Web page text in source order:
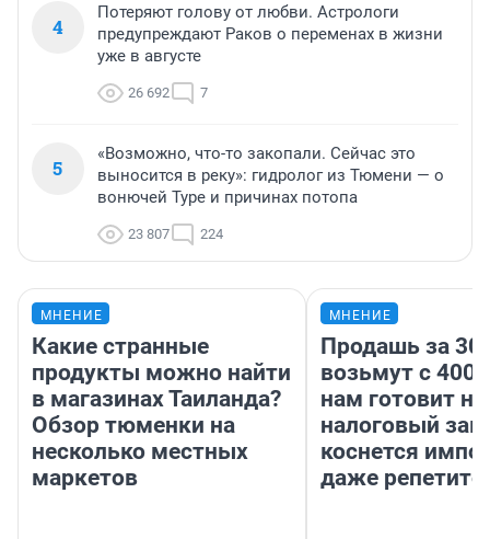
4
Потеряют голову от любви. Астрологи
предупреждают Раков о переменах в жизни
уже в августе
26 692 7
5
«Возможно, что-то закопали. Сейчас это
выносится в реку»: гидролог из Тюмени — о
вонючей Туре и причинах потопа
23 807 224
МНЕНИЕ
Какие странные
продукты можно найти
в магазинах Таиланда?
Обзор тюменки на
несколько местных
маркетов
МНЕНИЕ
Продашь за
возьмут с
нам готовит
налоговый
коснется
даже